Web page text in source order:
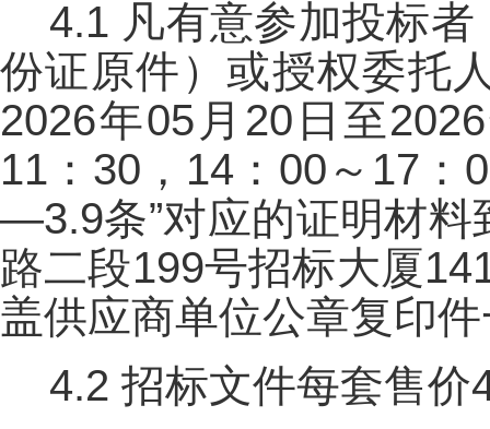
4.1 凡有意参加投标
份证原件）或授权委托
2026年05月20日至
11：30，14：00～17：
—3.9条”对应的证明材料
路二段199号招标大厦
盖供应商单位公章复印
4.2 招标文件每套售价